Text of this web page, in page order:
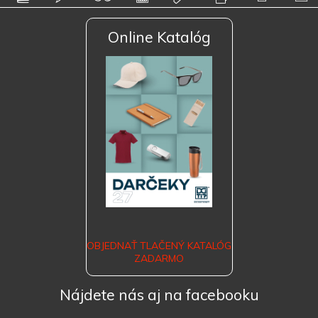
Online Katalóg
OBJEDNAŤ TLAČENÝ KATALÓG
ZADARMO
Nájdete nás aj na facebooku